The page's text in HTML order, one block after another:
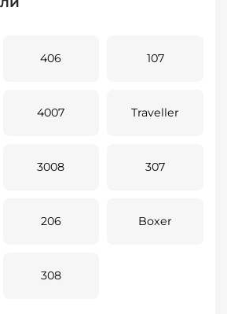
406 107
4007 Traveller
3008 307
206 Boxer
308